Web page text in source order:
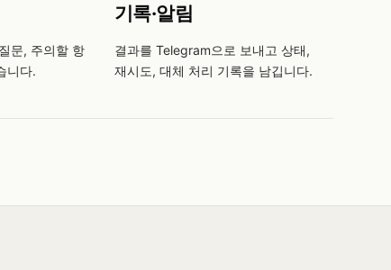
문, 주의할 항
니다.
기록·알림
결과를 Telegram으로 보내고 상태,
재시도, 대체 처리 기록을 남깁니다.